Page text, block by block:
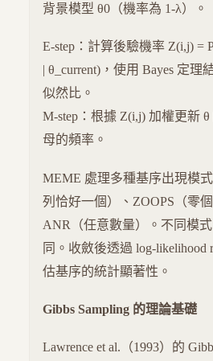
背景模型 θ0（機率為 1-λ）。
E-step：計算後驗機率 Z(i,j) =
| θ_current)，使用 Bayes 定理
似然比。
M-step：根據 Z(i,j) 加權更新
母的頻率。
MEME 處理多種基序出現模
列恰好一個）、ZOOPS（零
ANR（任意數量）。不同模
同。收斂後透過 log-likelihood
估基序的統計顯著性。
Gibbs Sampling 的理論基礎
Lawrence et al.（1993）的